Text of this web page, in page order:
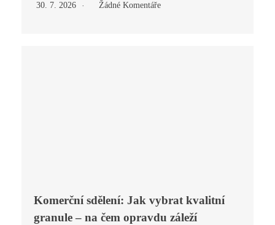
30. 7. 2026 Žádné Komentáře
Komerční sdělení: Jak vybrat kvalitní
granule – na čem opravdu záleží